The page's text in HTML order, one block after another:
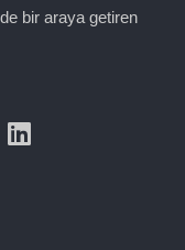
bir araya getiren